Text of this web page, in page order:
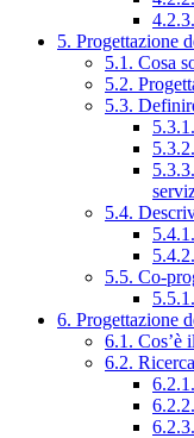
5. Progettazione
5.1. Cosa
5.2.
5.3.
5.4.
5.5. Co-
6. Progettazione
6.1. Cos’è
6.2.